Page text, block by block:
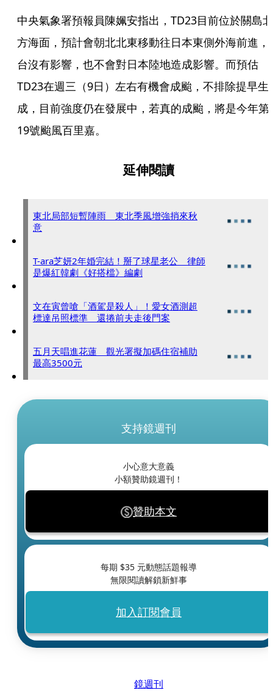
中央氣象署預報員陳姵安指出，TD23目前位於關島北
方海面，預計會朝北北東移動往日本東側外海前進，
台沒有影響，也不會對日本陸地造成影響。而預估
TD23在週三（9日）左右有機會成颱，不排除提早生
成，目前強度仍在發展中，若真的成颱，將是今年第
19號颱風百里嘉。
延伸閱讀
東北局部短暫陣雨 東北季風增強捎來秋
意
T-ara芝妍2年婚完結！掰了球星老公 律師
是爆紅韓劇《好搭檔》編劇
文在寅曾嗆「酒駕是殺人」！愛女酒測超
標達吊照標準 還捲前夫走後門案
五月天唱進花蓮 觀光署擬加碼住宿補助
最高3500元
支持鏡週刊
小心意大意義
小額贊助鏡週刊！
贊助本文
每期 $35 元動態話題報導
無限閱讀解鎖新鮮事
加入訂閱會員
鏡週刊